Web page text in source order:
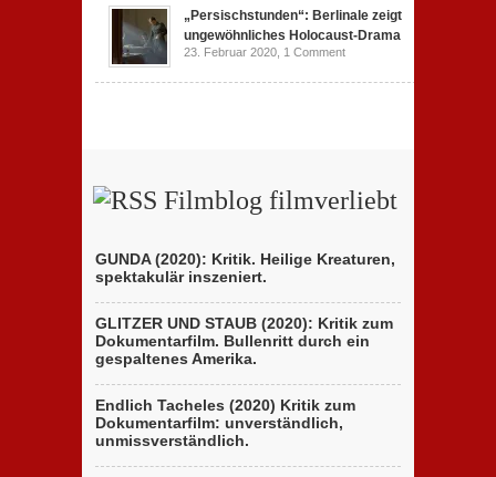
„Persischstunden“: Berlinale zeigt
ungewöhnliches Holocaust-Drama
23. Februar 2020, 1 Comment
Filmblog filmverliebt
GUNDA (2020): Kritik. Heilige Kreaturen,
spektakulär inszeniert.
GLITZER UND STAUB (2020): Kritik zum
Dokumentarfilm. Bullenritt durch ein
gespaltenes Amerika.
Endlich Tacheles (2020) Kritik zum
Dokumentarfilm: unverständlich,
unmissverständlich.